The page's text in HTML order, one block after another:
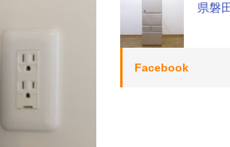
県磐
Facebook